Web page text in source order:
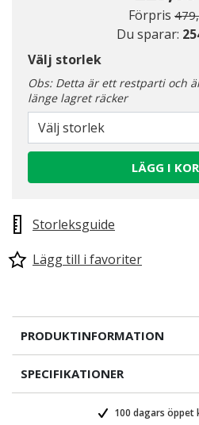
Förpris Pris
Du sparar:
Välj storlek
Obs: Detta är ett restparti och
länge lagret räcker
Välj storlek
LÄGG I
Storleksguide
Lägg till i favoriter
PRODUKTINFORMATION
SPECIFIKATIONER
100 dagars öppet